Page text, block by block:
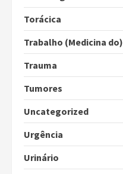
Torácica
Trabalho (Medicina do)
Trauma
Tumores
Uncategorized
Urgência
Urinário